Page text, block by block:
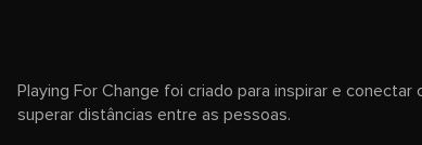
Playing For Change foi criado para inspirar e
superar distâncias entre as pessoas.